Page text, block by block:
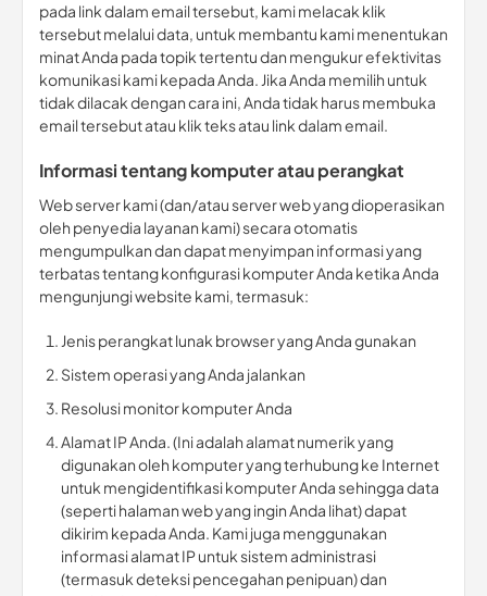
pada link dalam email tersebut, kami melacak klik
tersebut melalui data, untuk membantu kami menentukan
minat Anda pada topik tertentu dan mengukur efektivitas
komunikasi kami kepada Anda. Jika Anda memilih untuk
tidak dilacak dengan cara ini, Anda tidak harus membuka
email tersebut atau klik teks atau link dalam email.
Informasi tentang komputer atau perangkat
Web server kami (dan/atau server web yang dioperasikan
oleh penyedia layanan kami) secara otomatis
mengumpulkan dan dapat menyimpan informasi yang
terbatas tentang konfigurasi komputer Anda ketika Anda
mengunjungi website kami, termasuk:
Jenis perangkat lunak browser yang Anda gunakan
Sistem operasi yang Anda jalankan
Resolusi monitor komputer Anda
Alamat IP Anda. (Ini adalah alamat numerik yang
digunakan oleh komputer yang terhubung ke Internet
untuk mengidentifikasi komputer Anda sehingga data
(seperti halaman web yang ingin Anda lihat) dapat
dikirim kepada Anda. Kami juga menggunakan
informasi alamat IP untuk sistem administrasi
(termasuk deteksi pencegahan penipuan) dan